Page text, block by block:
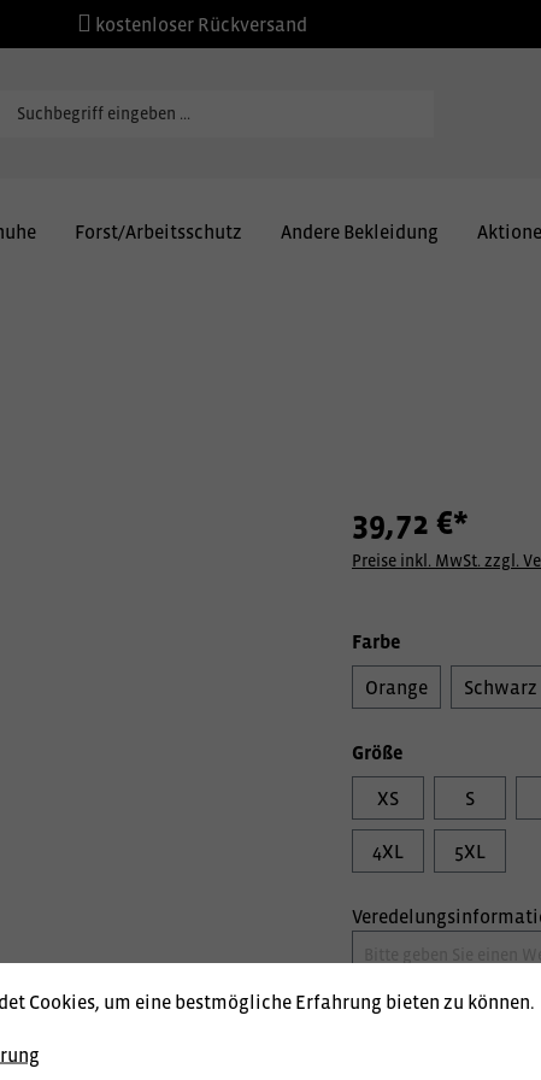
kostenloser Rückversand
Forst/Arbeitsschutz Andere Bekleidung
39,72 €*
Preise inkl. MwSt. zzgl.
Farbe
Orange Schwarz
Größe
XS S
4XL 5XL
Cookies, um eine bestmögliche Erfahrung bieten zu können.